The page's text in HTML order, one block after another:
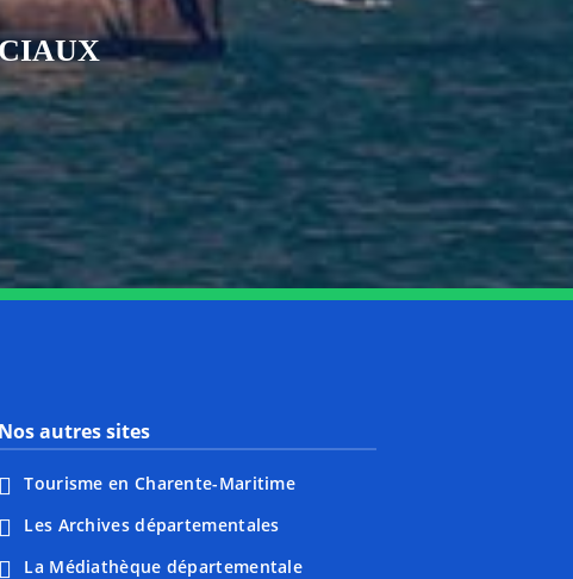
Linkedin
page Youtube
Nos autres sites
Tourisme en Charente-Maritime
Les Archives départementales
La Médiathèque départementale